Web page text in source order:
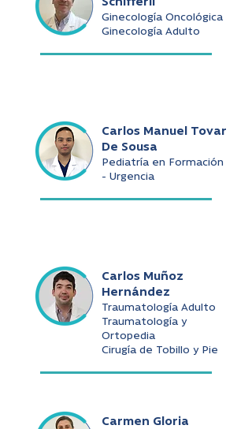
Ginecología Oncológica
Ginecología Adulto
Carlos Manuel Tovar
De Sousa
Pediatría en Formación
- Urgencia
Carlos Muñoz
Hernández
Traumatología Adulto
Traumatología y
Ortopedia
Cirugía de Tobillo y Pie
Carmen Gloria